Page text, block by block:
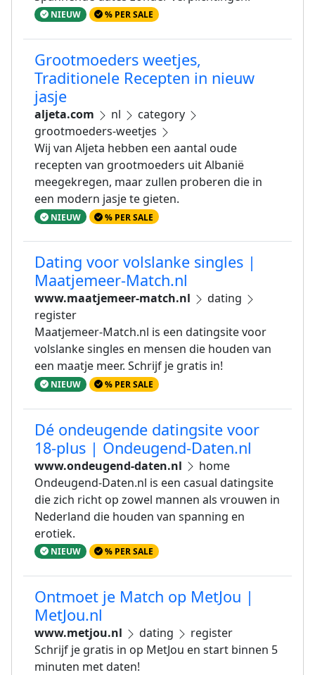
NIEUW % PER SALE
Grootmoeders weetjes,
Traditionele Recepten in nieuw
jasje
aljeta.com nl
category
grootmoeders-weetjes
Wij van Aljeta hebben een aantal oude
recepten van grootmoeders uit Albanië
meegekregen, maar zullen proberen die in
een modern jasje te gieten.
NIEUW % PER SALE
Dating voor volslanke singles |
Maatjemeer-Match.nl
www.maatjemeer-match.nl
dating
register
Maatjemeer-Match.nl is een datingsite voor
volslanke singles en mensen die houden van
een maatje meer. Schrijf je gratis in!
NIEUW % PER SALE
Dé ondeugende datingsite voor
18-plus | Ondeugend-Daten.nl
www.ondeugend-daten.nl
home
Ondeugend-Daten.nl is een casual datingsite
die zich richt op zowel mannen als vrouwen in
Nederland die houden van spanning en
erotiek.
NIEUW % PER SALE
Ontmoet je Match op MetJou |
MetJou.nl
www.metjou.nl dating
register
Schrijf je gratis in op MetJou en start binnen 5
minuten met daten!